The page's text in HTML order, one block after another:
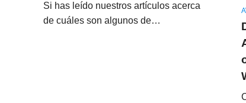
Si has leído nuestros artículos acerca
de cuáles son algunos de…